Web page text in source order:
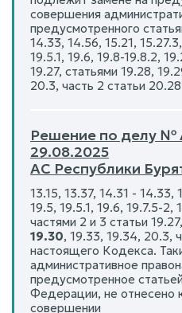
совершения
предусмотренного
14.33, 14.56, 15.21,
19.5.1, 19.6, 19.8-19.8.2,
19.27, статьями 19.28,
20.3, часть 2 статьи
Решение по делу №
29.08.2025
АС Республики
13.15, 13.37, 14.31 - 14.33,
19.5, 19.5.1, 19.6, 19.7.5-2,
частями 2 и 3 статьи
19.30, 19.33, 19.34, 20.3,
настоящего Кодекса.
административное
предусмотренное
Федерации, не отнесено
совершении